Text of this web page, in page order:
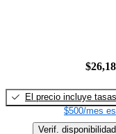
El precio incluye tasas
$500/mes
Verif. disponibilidad